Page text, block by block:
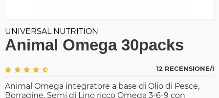
UNIVERSAL NUTRITION
Animal Omega 30packs
12 RECENSIONE/I
Animal Omega integratore a base di Olio di Pesce,
Borragine, Semi di Lino ricco Omega 3-6-9 con